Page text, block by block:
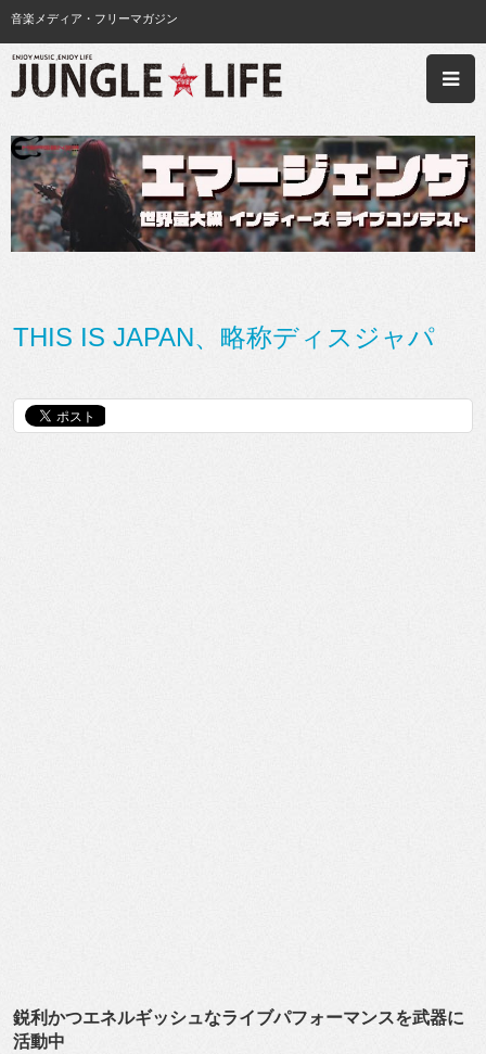
音楽メディア・フリーマガジン
THIS IS JAPAN、略称ディスジャパ
鋭利かつエネルギッシュなライブパフォーマンスを武器に
活動中